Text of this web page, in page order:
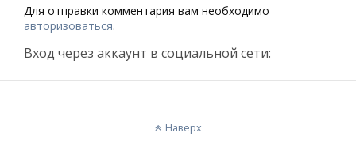
Для отправки комментария вам необходимо
авторизоваться.
Вход через аккаунт в социальной сети:
Наверх